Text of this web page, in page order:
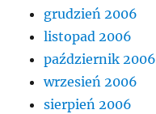
grudzień 2006
listopad 2006
październik 2006
wrzesień 2006
sierpień 2006